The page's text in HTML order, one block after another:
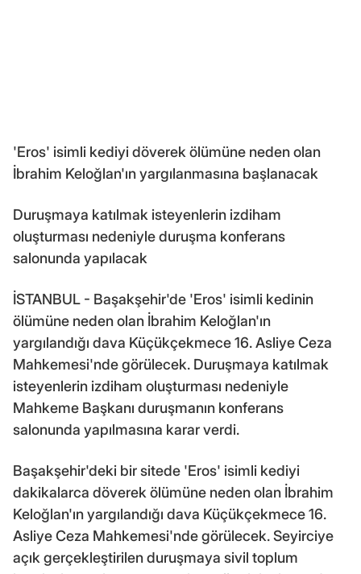
'Eros' isimli kediyi döverek ölümüne neden olan
İbrahim Keloğlan'ın yargılanmasına başlanacak
Duruşmaya katılmak isteyenlerin izdiham
oluşturması nedeniyle duruşma konferans
salonunda yapılacak
İSTANBUL - Başakşehir'de 'Eros' isimli kedinin
ölümüne neden olan İbrahim Keloğlan'ın
yargılandığı dava Küçükçekmece 16. Asliye Ceza
Mahkemesi'nde görülecek. Duruşmaya katılmak
isteyenlerin izdiham oluşturması nedeniyle
Mahkeme Başkanı duruşmanın konferans
salonunda yapılmasına karar verdi.
Başakşehir'deki bir sitede 'Eros' isimli kediyi
dakikalarca döverek ölümüne neden olan İbrahim
Keloğlan'ın yargılandığı dava Küçükçekmece 16.
Asliye Ceza Mahkemesi'nde görülecek. Seyirciye
açık gerçekleştirilen duruşmaya sivil toplum